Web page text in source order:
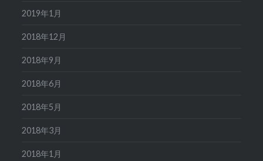
2019年1月
2018年12月
2018年9月
2018年6月
2018年5月
2018年3月
2018年1月